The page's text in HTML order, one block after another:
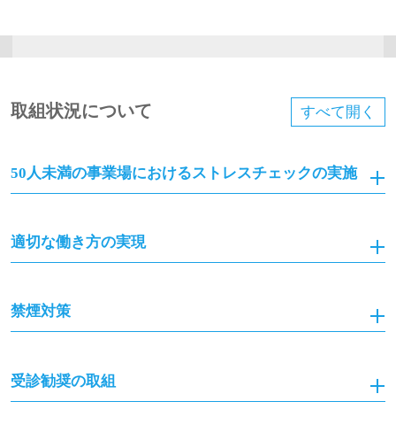
すべて 開く
取組状況について
50人未満の事業場におけるストレスチェックの実施
適切な働き方の実現
禁煙対策
受診勧奨の取組